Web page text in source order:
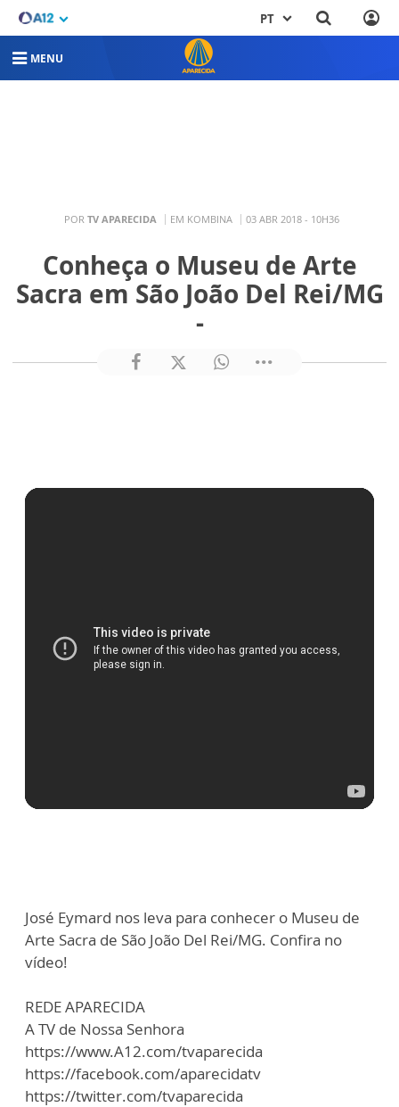
PT
MENU
POR TV APARECIDA EM KOMBINA 03 ABR 2018 - 10H36
Conheça o Museu de Arte
Sacra em São João Del Rei/MG
-
José Eymard nos leva para conhecer o Museu de
Arte Sacra de São João Del Rei/MG. Confira no
vídeo!
REDE APARECIDA
A TV de Nossa Senhora
https://www.A12.com/tvaparecida
https://facebook.com/aparecidatv
https://twitter.com/tvaparecida